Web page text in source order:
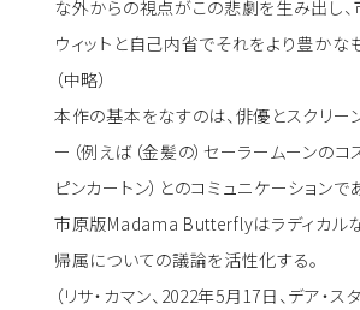
な外からの視点がこの悲劇を生み出し
ウィットと自己内省でそれをより豊かな
（中略）
本作の基本をなすのは、俳優とスクリー
ー（例えば（金髪の）セーラームーンのコ
ピンカートン）とのコミュニケーションで
市原版Madama Butterflyはラディカル
帰属についての議論を活性化する。
（リサ・カマン、2022年5月17日、デア・ス